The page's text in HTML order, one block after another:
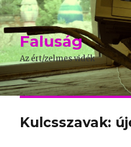
Faluság
Az ért/zelmes vidék
Kulcsszavak: